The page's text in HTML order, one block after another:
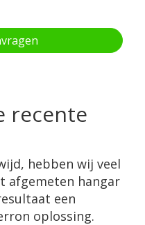
recente
hebben wij veel
afgemeten hangar
een
oplossing.